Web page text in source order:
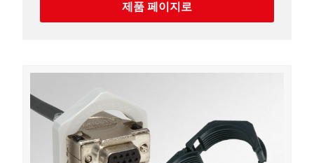
제품 페이지로